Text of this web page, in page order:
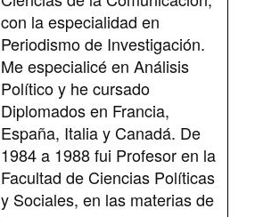
con la especialidad en
Periodismo de Investigación.
Me especialicé en Análisis
Político y he cursado
Diplomados en Francia,
España, Italia y Canadá. De
1984 a 1988 fui Profesor en la
Facultad de Ciencias Políticas
y Sociales, en las materias de